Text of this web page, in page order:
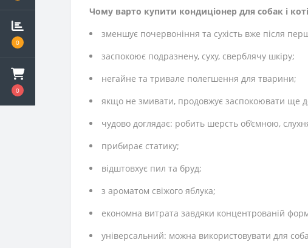
0
0
Чому варто купити кондиціонер для собак і
зменшує почервоніння та сухість вже після
заспокоює подразнену, суху, сверблячу шкіру;
негайне та тривале полегшення для тварини;
якщо не змивати, продовжує заспокоювати ще
чудово доглядає: робить шерсть об’ємною,
прибирає статику;
відштовхує пил та бруд;
з ароматом свіжого яблука;
економна витрата завдяки концентрованій
універсальний: можна використовувати для